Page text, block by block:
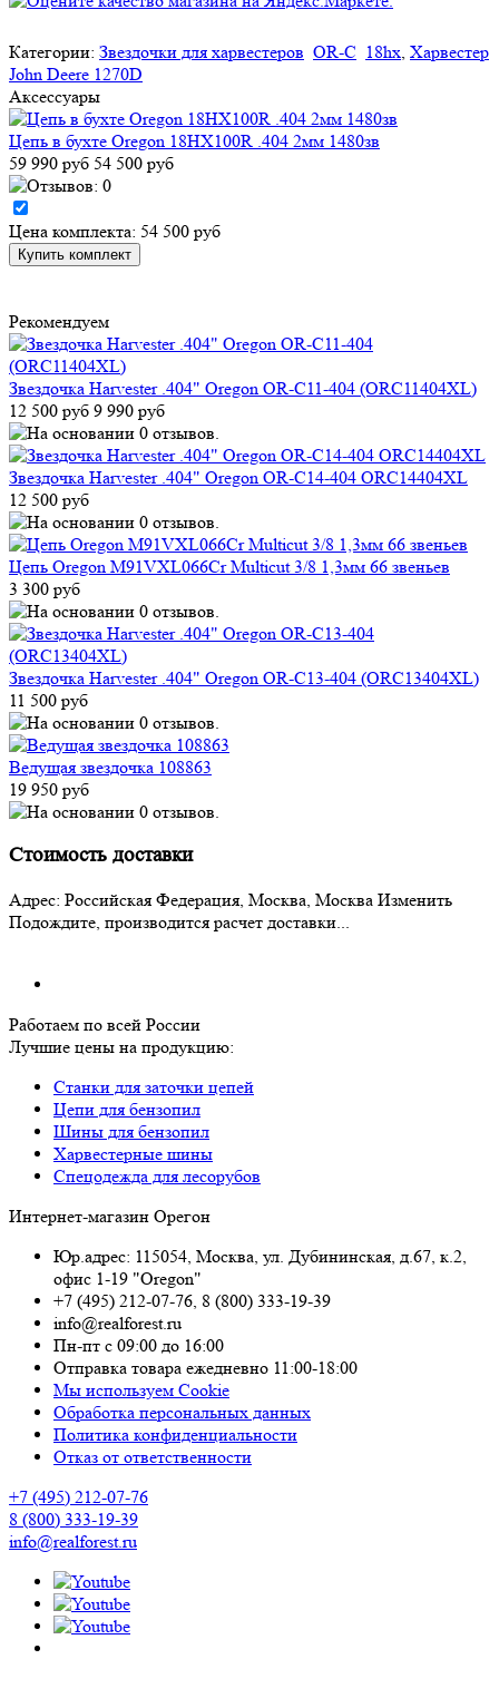
Категории: Звездочки для харвестеров OR-C 18hx Харвестер
John Deere 1270D
Аксессуары
Цепь в бухте Oregon 18HX100R .404 2мм 1480зв
59 990 руб 54 500 руб
Цена комплекта: 54 500 руб
Рекомендуем
Звездочка Harvester .404" Oregon OR-C11-404 (ORC11404XL)
12 500 руб 9 990 руб
Звездочка Harvester .404" Oregon OR-C14-404 ORC14404XL
12 500 руб
Цепь Oregon M91VXL066Cr Multicut 3/8 1,3мм 66 звеньев
3 300 руб
Звездочка Harvester .404" Oregon OR-C13-404 (ORC13404XL)
11 500 руб
Ведущая звездочка 108863
19 950 руб
Стоимость доставки
Адрес: Российская Федерация, Москва, Москва Изменить
Подождите, производится расчет доставки...
Работаем по всей России
Лучшие цены на продукцию:
Станки для заточки цепей
Цепи для бензопил
Шины для бензопил
Харвестерные шины
Спецодежда для лесорубов
Интернет-магазин Орегон
Юр.адрес: 115054, Москва, ул. Дубининская, д.67, к.2,
офис 1-19 "Oregon"
+7 (495) 212-07-76, 8 (800) 333-19-39
info@realforest.ru
Пн-пт с 09:00 до 16:00
Отправка товара ежедневно 11:00-18:00
Мы используем Cookie
Обработка персональных данных
Политика конфиденциальности
Отказ от ответственности
+7 (495) 212-07-76
8 (800) 333-19-39
info@realforest.ru